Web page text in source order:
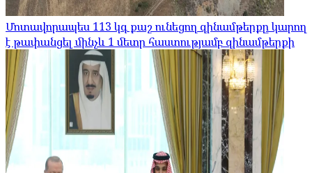
Մոտավորապես 113 կգ քաշ ունեցող զինամթերքը կարող
է թափանցել մինչև 1 մետր հաստությամբ զինամթերքի